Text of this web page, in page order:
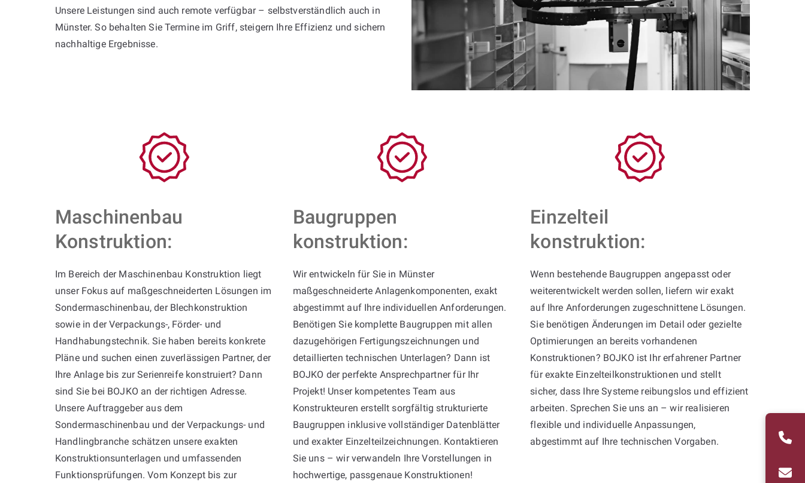
Unsere Leistungen sind auch remote verfügbar – selbstverständlich auch in
Münster. So behalten Sie Termine im Griff, steigern Ihre Effizienz und sichern
nachhaltige Ergebnisse.
Maschinenbau
Konstruktion:
Im Bereich der Maschinenbau Konstruktion liegt
unser Fokus auf maßgeschneiderten Lösungen im
Sondermaschinenbau, der Blechkonstruktion
sowie in der Verpackungs-, Förder- und
Handhabungstechnik. Sie haben bereits konkrete
Pläne und suchen einen zuverlässigen Partner, der
Ihre Anlage bis zur Serienreife konstruiert? Dann
sind Sie bei BOJKO an der richtigen Adresse.
Unsere Auftraggeber aus dem
Sondermaschinenbau und der Verpackungs- und
Handlingbranche schätzen unsere exakten
Konstruktionsunterlagen und umfassenden
Funktionsprüfungen. Vom Konzept bis zur
Baugruppen
konstruktion:
Wir entwickeln für Sie in Münster
maßgeschneiderte Anlagenkomponenten, exakt
abgestimmt auf Ihre individuellen Anforderungen.
Benötigen Sie komplette Baugruppen mit allen
dazugehörigen Fertigungszeichnungen und
detaillierten technischen Unterlagen? Dann ist
BOJKO der perfekte Ansprechpartner für Ihr
Projekt! Unser kompetentes Team aus
Konstrukteuren erstellt sorgfältig strukturierte
Baugruppen inklusive vollständiger Datenblätter
und exakter Einzelteilzeichnungen. Kontaktieren
Sie uns – wir verwandeln Ihre Vorstellungen in
hochwertige, passgenaue Konstruktionen!
Einzelteil
konstruktion:
Wenn bestehende Baugruppen angepasst oder
weiterentwickelt werden sollen, liefern wir exakt
auf Ihre Anforderungen zugeschnittene Lösungen.
Sie benötigen Änderungen im Detail oder gezielte
Optimierungen an bereits vorhandenen
Konstruktionen? BOJKO ist Ihr erfahrener Partner
für exakte Einzelteilkonstruktionen und stellt
sicher, dass Ihre Systeme reibungslos und effizient
arbeiten. Sprechen Sie uns an – wir realisieren
flexible und individuelle Anpassungen,
abgestimmt auf Ihre technischen Vorgaben.